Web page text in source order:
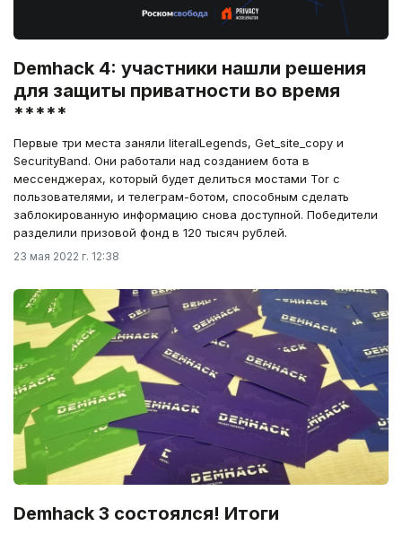
Demhack 4: участники нашли решения
для защиты приватности во время
*****
Первые три места заняли literalLegends, Get_site_copy и
SecurityBand. Они работали над созданием бота в
мессенджерах, который будет делиться мостами Tor с
пользователями, и телеграм-ботом, способным сделать
заблокированную информацию снова доступной. Победители
разделили призовой фонд в 120 тысяч рублей.
23 мая 2022 г. 12:38
Demhack 3 состоялся! Итоги